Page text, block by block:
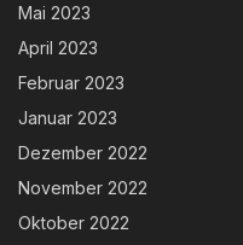
Mai 2023
April 2023
Februar 2023
Januar 2023
Dezember 2022
November 2022
Oktober 2022